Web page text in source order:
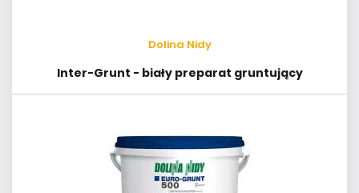
Dolina Nidy
Inter-Grunt - biały preparat gruntujący